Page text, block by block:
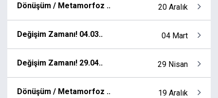
Dönüşüm / Metamorfoz .. 20 Aralık
Değişim Zamanı! 04.03.. 04 Mart
Değişim Zamanı! 29.04.. 29 Nisan
Dönüşüm / Metamorfoz .. 19 Aralık